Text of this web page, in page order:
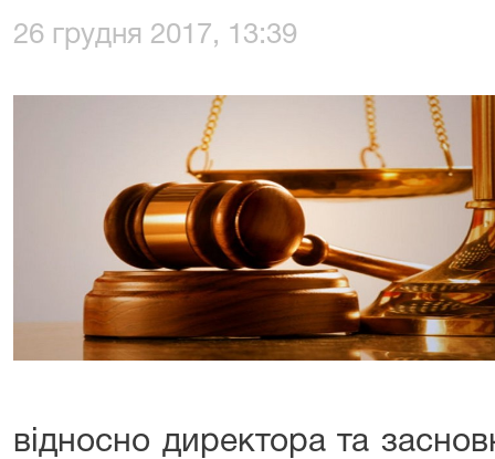
26 грудня 2017, 13:39
відносно директора та